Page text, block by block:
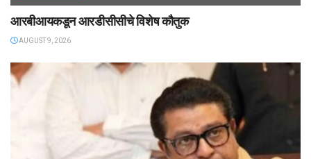
आरबीआयकडून आरडीसीसीचे विशेष कौतुक
AUGUST 9, 2026